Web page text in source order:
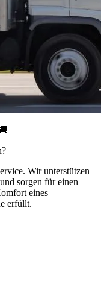
Wir unterstützen
sorgen für einen
eines
erfüllt.